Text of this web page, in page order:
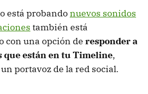
está probandonuevos sonidos
también está
con una opción de responder a
que están en tu Timeline,
portavoz de la red social.